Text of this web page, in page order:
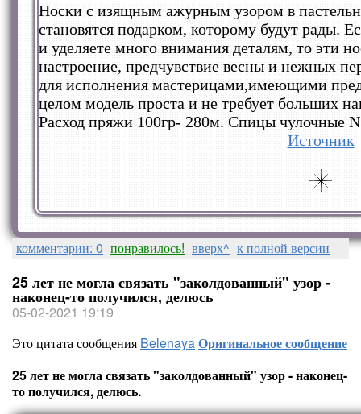
Носки с изящным ажурным узором в
становятся подарком, которому будут рады.
и уделяете много внимания деталям, то эти
настроение, предчувствие весны и нежных
для исполнения мастерицами,имеющими
целом модель проста и не требует больших
Расход пряжи 100гр- 280м. Спицы чулочные
Источник
комментарии: 0 понравилось! вверх^ к полной версии
25 лет не могла связать "заколдованный" узор -
наконец-то получился, делюсь
05-02-2021 19:19
Это цитата сообщения BelenayaОригинальное сообщение
25 лет не могла связать "заколдованный" узор - наконец-
то получился, делюсь.